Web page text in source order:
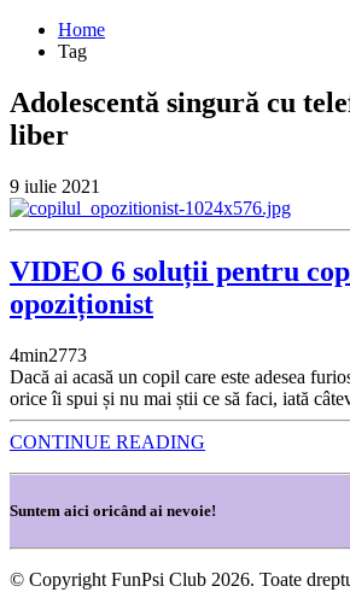
Home
Tag
Adolescentă singură cu
liber
9 iulie 2021
VIDEO 6 soluții pentru
opoziționist
4min2773
Dacă ai acasă un copil care este adesea
orice îi spui și nu mai știi ce să faci, iată
CONTINUE READING
Suntem aici oricând ai nevoie!
© Copyright FunPsi Club 2026. Toate